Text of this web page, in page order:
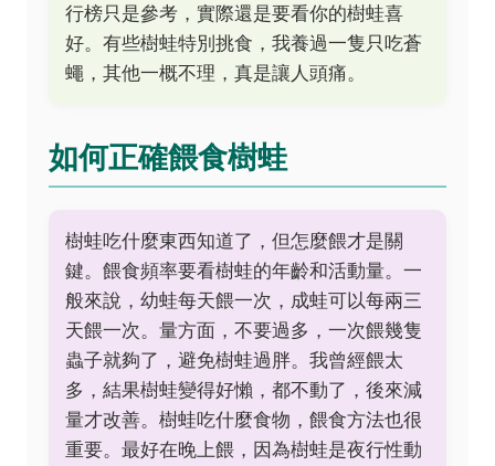
行榜只是參考，實際還是要看你的樹蛙喜
好。有些樹蛙特別挑食，我養過一隻只吃蒼
蠅，其他一概不理，真是讓人頭痛。
如何正確餵食樹蛙
樹蛙吃什麼東西知道了，但怎麼餵才是關
鍵。餵食頻率要看樹蛙的年齡和活動量。一
般來說，幼蛙每天餵一次，成蛙可以每兩三
天餵一次。量方面，不要過多，一次餵幾隻
蟲子就夠了，避免樹蛙過胖。我曾經餵太
多，結果樹蛙變得好懶，都不動了，後來減
量才改善。樹蛙吃什麼食物，餵食方法也很
重要。最好在晚上餵，因為樹蛙是夜行性動